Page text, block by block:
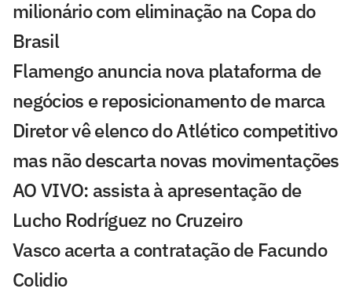
milionário com eliminação na Copa do
Brasil
Flamengo anuncia nova plataforma de
negócios e reposicionamento de marca
Diretor vê elenco do Atlético competitivo
mas não descarta novas movimentações
AO VIVO: assista à apresentação de
Lucho Rodríguez no Cruzeiro
Vasco acerta a contratação de Facundo
Colidio